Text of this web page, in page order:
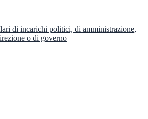
di incarichi politici, di amministrazione,
o di governo